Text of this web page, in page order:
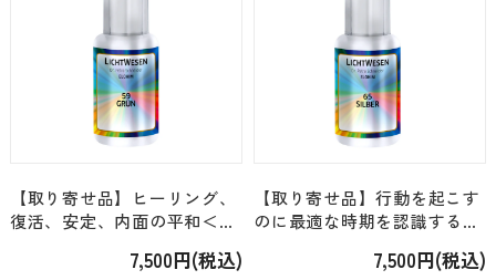
【取り寄せ品】ヒーリング、
復活、安定、内面の平和＜リ
「05. 緑の光・エッセンスス
7,500円(税込)
【取り寄せ品】行動を起こす
のに最適な時期を認識する＜
＞「11. シルバーの光・エッ
7,500円(税込)